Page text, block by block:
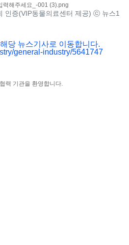
인증(VIP동물의료센터 제공) ⓒ 뉴스1
당 뉴스기사로 이동합니다.
general-industry/5641747
력 기관을 환영합니다.